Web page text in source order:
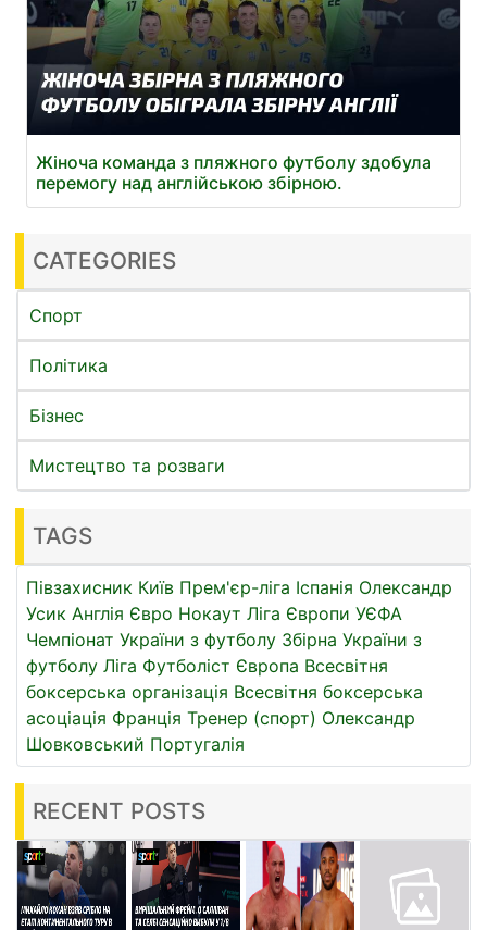
Жіноча команда з пляжного футболу здобула
перемогу над англійською збірною.
CATEGORIES
Спорт
Політика
Бізнес
Мистецтво та розваги
TAGS
Півзахисник Київ Прем'єр-ліга Іспанія Олександр
Усик Англія Євро Нокаут Ліга Європи УЄФА
Чемпіонат України з футболу Збірна України з
футболу Ліга Футболіст Європа Всесвітня
боксерська організація Всесвітня боксерська
асоціація Франція Тренер (спорт) Олександр
Шовковський Португалія
RECENT POSTS